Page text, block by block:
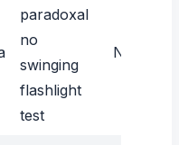
paradoxal
no
swinging
flashlight
test
Normal